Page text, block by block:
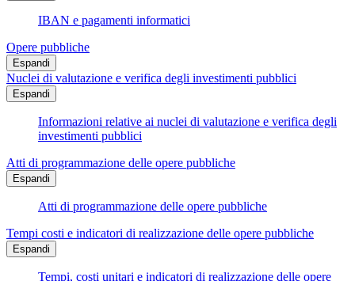
IBAN e pagamenti informatici
Opere pubbliche
Espandi
Nuclei di valutazione e verifica degli investimenti pubblici
Espandi
Informazioni relative ai nuclei di valutazione e verifica degli
investimenti pubblici
Atti di programmazione delle opere pubbliche
Espandi
Atti di programmazione delle opere pubbliche
Tempi costi e indicatori di realizzazione delle opere pubbliche
Espandi
Tempi, costi unitari e indicatori di realizzazione delle opere